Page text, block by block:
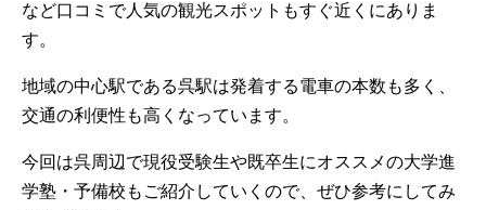
など口コミで人気の観光スポットもすぐ近くにありま
す。
地域の中心駅である呉駅は発着する電車の本数も多く、
交通の利便性も高くなっています。
今回は呉周辺で現役受験生や既卒生にオススメの大学進
学塾・予備校もご紹介していくので、ぜひ参考にしてみ